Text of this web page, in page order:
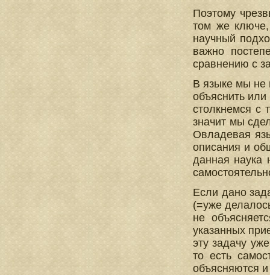
Поэтому
том же ключе,
научный
важно
сравнению с
В языке мы не
объяснить
столкнемся с
значит мы
Овладевая
описания и
данная наука
Если дано
(=уже
не
указанных
эту задачу
то есть
объясняются